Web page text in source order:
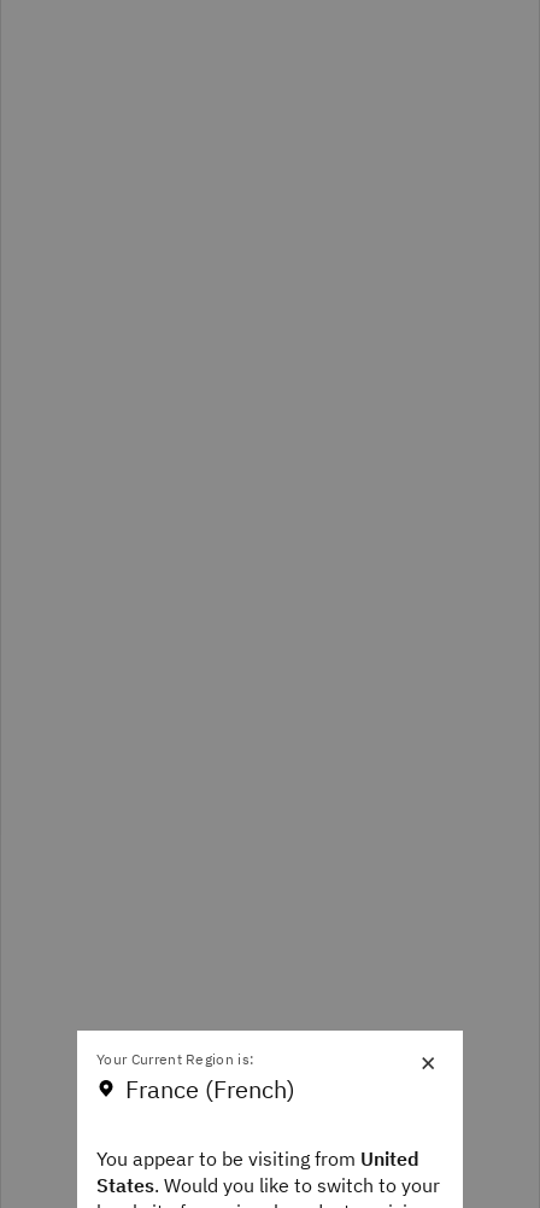
×
Your Current Region is:
France (French)
You appear to be visiting from United
States. Would you like to switch to your